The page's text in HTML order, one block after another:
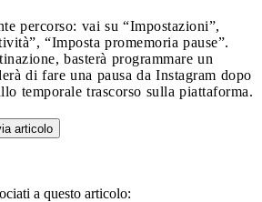
percorso: vai su “Impostazioni”,
“Imposta promemoria pause”.
basterà programmare un
di fare una pausa da Instagram dopo
temporale trascorso sulla piattaforma.
articolo
a questo articolo: